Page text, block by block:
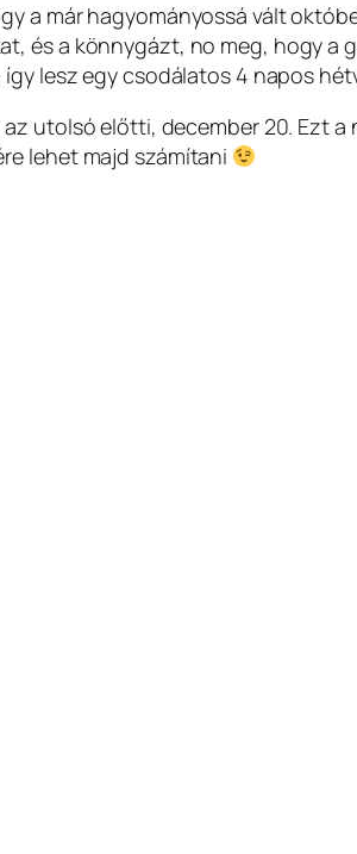
a már hagyományossá vált
és a könnygázt, no meg, hogy a
lesz egy csodálatos 4 napos
utolsó előtti, december 20. Ezt
lehet majd számítani